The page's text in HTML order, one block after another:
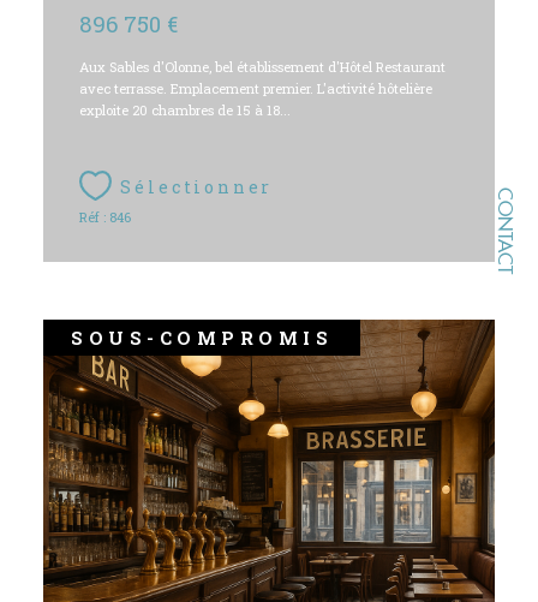
CONTACT
896 750 €
Aux Sables d'Olonne, bel établissement d'Hôtel Restaurant
avec terrasse. Emplacement premier. L'activité hôtelière
exploite 20 chambres de 15 à 18...
Sélectionner
Réf : 846
SOUS-COMPROMIS